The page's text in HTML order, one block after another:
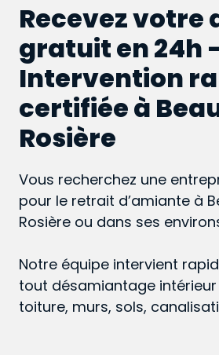
Recevez votre
gratuit en 24h
Intervention
certifiée à
Rosière
Vous recherchez une
pour le retrait d’amiante à
Rosière ou dans ses
Notre équipe intervient
tout désamiantage intérieur
toiture, murs, sols,